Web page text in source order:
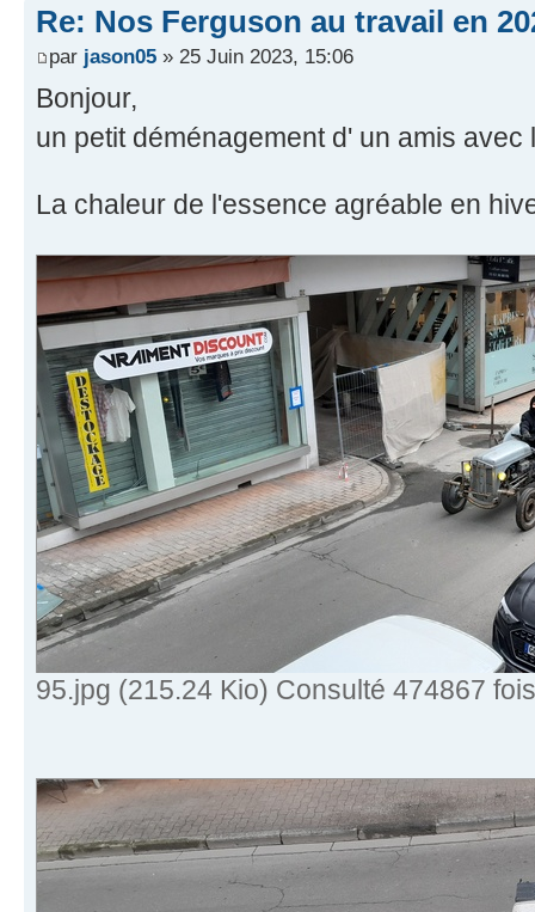
Re: Nos Ferguson au travail en
par jason05 » 25 Juin 2023, 15:06
Bonjour,
un petit déménagement d' un amis avec
La chaleur de l'essence agréable en
95.jpg (215.24 Kio) Consulté 474867 fois